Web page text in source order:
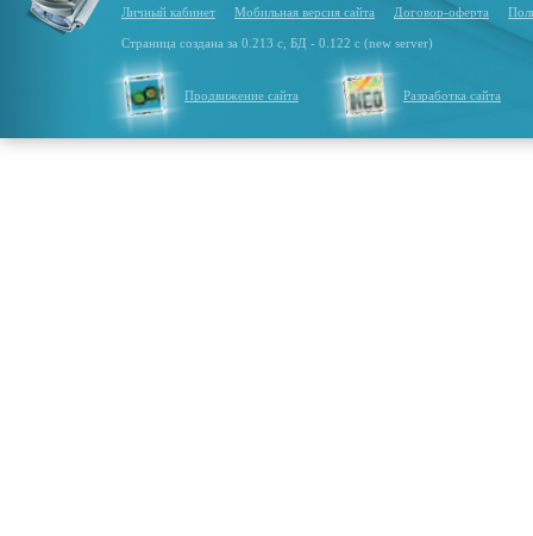
Личный кабинет Мобильная версия сайта Договор-оферта
Страница создана за 0.213 с, БД - 0.122 с (new server)
Продвижение сайта Разработка сайта